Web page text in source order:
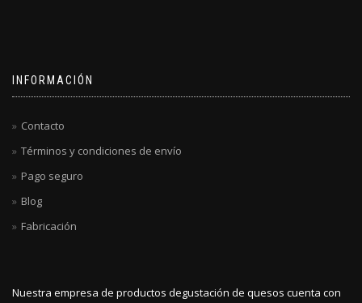
INFORMACIÓN
Contacto
Términos y condiciones de envío
Pago seguro
Blog
Fabricación
Nuestra empresa de productos degustación de quesos cuenta con